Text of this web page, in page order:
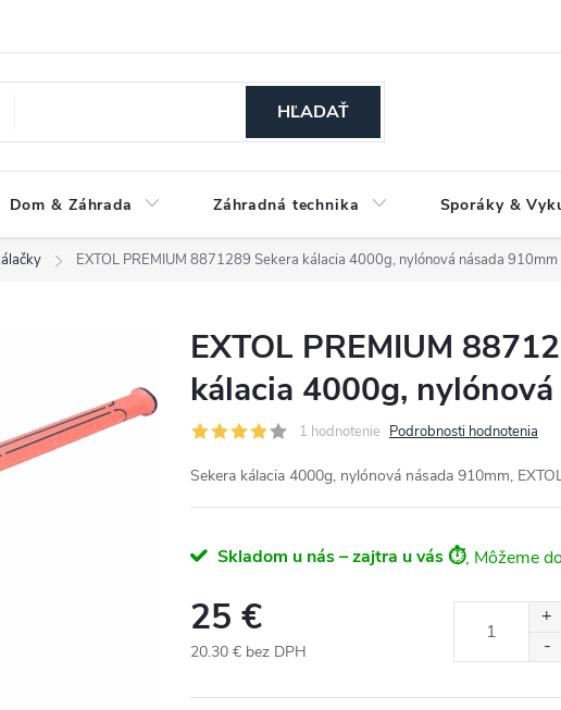
HĽADAŤ
Dom & Záhrada Záhradná technika Sporáky &
EXTOL PREMIUM 8871289 Sekera kálacia 4000g, nylónová násada 910mm
EXTOL PREMIUM
kálacia 4000g,
1 hodnotenie Podrobnosti hodnotenia
Sekera kálacia 4000g, nylónová násada 910mm,
Skladom u nás – zajtra u vás ⏱️
25 €
20.30 € bez DPH
cena: